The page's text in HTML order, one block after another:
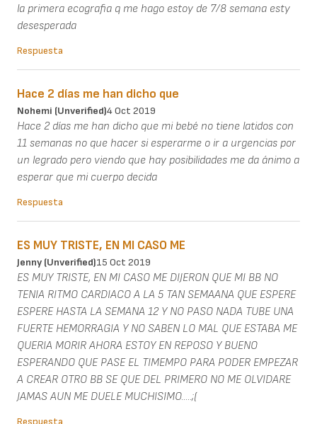
la primera ecografia q me hago estoy de 7/8 semana esty
desesperada
Respuesta
Hace 2 días me han dicho que
Nohemi (unverified)4 Oct 2019
Hace 2 días me han dicho que mi bebé no tiene latidos con
11 semanas no que hacer si esperarme o ir a urgencias por
un legrado pero viendo que hay posibilidades me da ánimo a
esperar que mi cuerpo decida
Respuesta
ES MUY TRISTE, EN MI CASO ME
Jenny (unverified)15 Oct 2019
ES MUY TRISTE, EN MI CASO ME DIJERON QUE MI BB NO
TENIA RITMO CARDIACO A LA 5 TAN SEMAANA QUE ESPERE
ESPERE HASTA LA SEMANA 12 Y NO PASO NADA TUBE UNA
FUERTE HEMORRAGIA Y NO SABEN LO MAL QUE ESTABA ME
QUERIA MORIR AHORA ESTOY EN REPOSO Y BUENO
ESPERANDO QUE PASE EL TIMEMPO PARA PODER EMPEZAR
A CREAR OTRO BB SE QUE DEL PRIMERO NO ME OLVIDARE
JAMAS AUN ME DUELE MUCHISIMO.....;(